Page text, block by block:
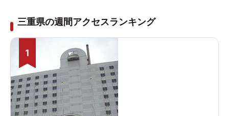
三重県の週間アクセスランキング
1